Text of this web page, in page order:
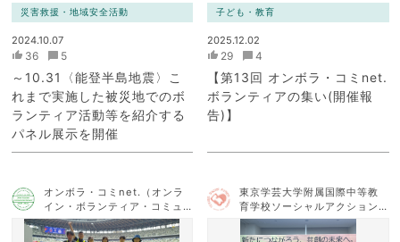
災害救援・地域安全活動
2024.10.07
36 5
～10.31〈能登半島地震〉こ
れまで実施した被災地でのボ
ランティア活動等を紹介する
パネル展示を開催
子ども・教育
2025.12.02
29 4
【第13回 オンボラ・コミnet.
ボランティアの集い(開催報
告)】
オンボラ・コミnet.（オンラ
イン・ボランティア・コミュ
ニケーション・ネットワー
ク）
東京学芸大学附属国際中等教
育学校ソーシャルアクション
チーム